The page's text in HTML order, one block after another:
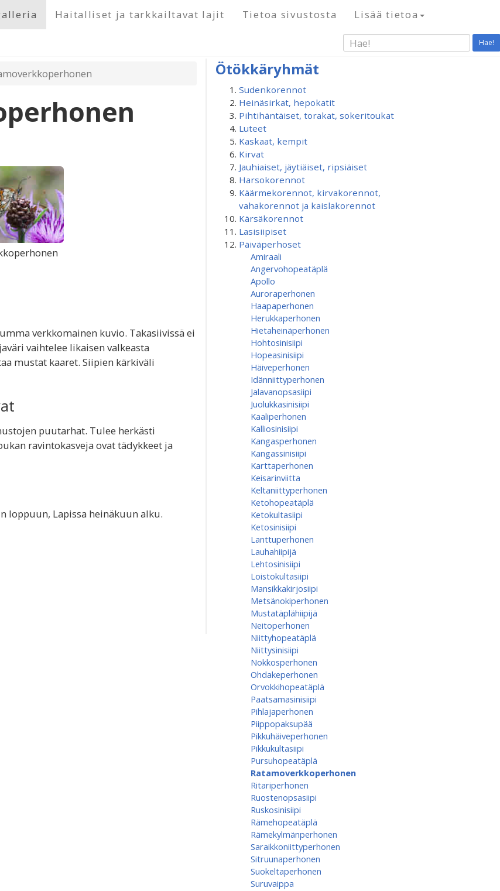
Haitalliset ja tarkkailtavat lajit Tietoa sivustosta Lisää tietoa
Hae!
verkkomainen kuvio. Takasiivissä ei
vaihtelee likaisen valkeasta
mustat kaaret. Siipien kärkiväli
puutarhat. Tulee herkästi
ravintokasveja ovat tädykkeet ja
loppuun, Lapissa heinäkuun alku.
Ötökkäryhmät
Sudenkorennot
Heinäsirkat, hepokatit
Pihtihäntäiset, torakat, sokeritoukat
Luteet
Kaskaat, kempit
Kirvat
Jauhiaiset, jäytiäiset, ripsiäiset
Harsokorennot
Käärmekorennot, kirvakorennot,
vahakorennot ja kaislakorennot
Kärsäkorennot
Lasisiipiset
Päiväperhoset
Amiraali
Angervohopeatäplä
Apollo
Auroraperhonen
Haapaperhonen
Herukkaperhonen
Hietaheinäperhonen
Hohtosinisiipi
Hopeasinisiipi
Häiveperhonen
Idänniittyperhonen
Jalavanopsasiipi
Juolukkasinisiipi
Kaaliperhonen
Kalliosinisiipi
Kangasperhonen
Kangassinisiipi
Karttaperhonen
Keisarinviitta
Keltaniittyperhonen
Ketohopeatäplä
Ketokultasiipi
Ketosinisiipi
Lanttuperhonen
Lauhahiipijä
Lehtosinisiipi
Loistokultasiipi
Mansikkakirjosiipi
Metsänokiperhonen
Mustatäplähiipijä
Neitoperhonen
Niittyhopeatäplä
Niittysinisiipi
Nokkosperhonen
Ohdakeperhonen
Orvokkihopeatäplä
Paatsamasinisiipi
Pihlajaperhonen
Piippopaksupää
Pikkuhäiveperhonen
Pikkukultasiipi
Pursuhopeatäplä
Ratamoverkkoperhonen
Ritariperhonen
Ruostenopsasiipi
Ruskosinisiipi
Rämehopeatäplä
Rämekylmänperhonen
Saraikkoniittyperhonen
Sitruunaperhonen
Suokeltaperhonen
Suruvaippa